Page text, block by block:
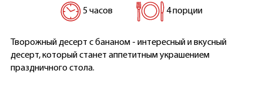
5 часов 4 порции
Творожный десерт с бананом - интересный и вкусный
десерт, который станет аппетитным украшением
праздничного стола.